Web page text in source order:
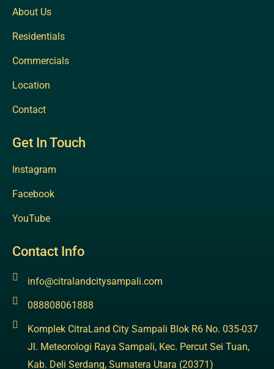
About Us
Residentials
Commercials
Location
Contact
Get In Touch
Instagram
Facebook
YouTube
Contact Info
info@citralandcitysampali.com
088808061888
Komplek CitraLand City Sampali Blok R6 No. 035-037
Jl. Meteorologi Raya Sampali, Kec. Percut Sei Tuan,
Kab. Deli Serdang, Sumatera Utara (20371)